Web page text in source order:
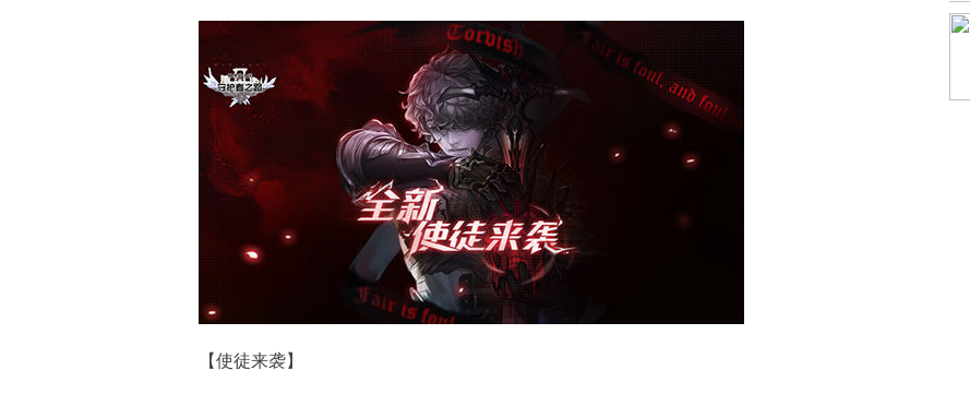
【使徒来袭】